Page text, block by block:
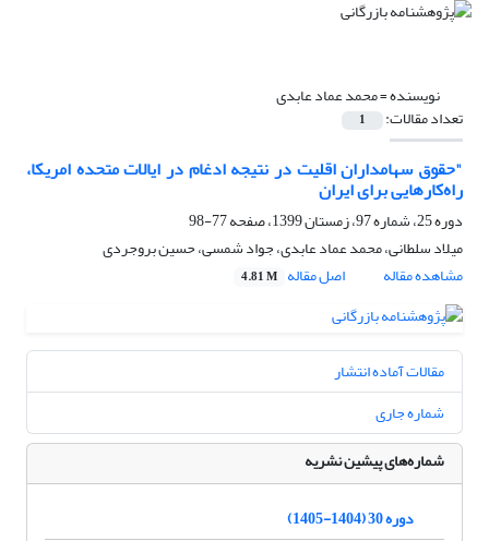
نویسنده =محمد عماد عابدی
تعداد مقالات: 1
"حقوق سهامداران اقلیت در نتیجه ادغام در ایالات متحده امریکا،
راه‌کارهایی برای ایران
دوره 25، شماره 97، زمستان 1399، صفحه
77-98
میلاد سلطانی، محمد عماد عابدی، جواد شمسی، حسین بروجردی
مشاهده مقاله
اصل مقاله 4.81 M
مقالات آماده انتشار
شماره جاری
شماره‌های پیشین نشریه
دوره 30 (1404-1405)